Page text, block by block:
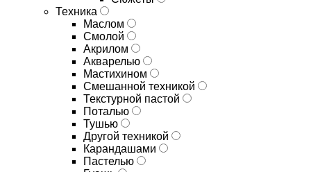
Техника
Маслом
Смолой
Акрилом
Акварелью
Мастихином
Смешанной техникой
Текстурной пастой
Поталью
Тушью
Другой техникой
Карандашами
Пастелью